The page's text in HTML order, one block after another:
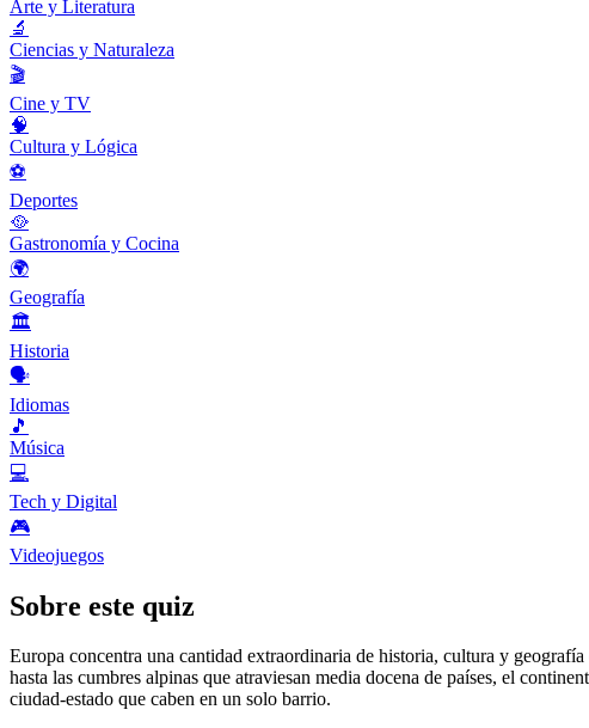
Arte y Literatura
🔬
Ciencias y Naturaleza
🎬
Cine y TV
🧠
Cultura y Lógica
⚽
Deportes
🥘
Gastronomía y Cocina
🌍
Geografía
🏛️
Historia
🗣️
Idiomas
🎵
Música
💻
Tech y Digital
🎮
Videojuegos
Sobre este quiz
Europa concentra una cantidad extraordinaria de historia, cultura y
hasta las cumbres alpinas que atraviesan media docena de países, el
ciudad-estado que caben en un solo barrio.